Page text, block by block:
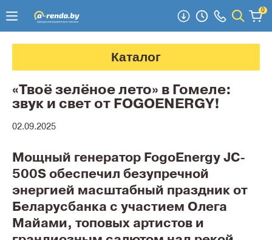
0
Каталог
«Твоё зелёное лето» в Гомеле:
звук и свет от FOGOENERGY!
02.09.2025
Мощный генератор FogoEnergy JC-
500S обеспечил безупречной
энергией масштабный праздник от
Беларусбанка с участием Олега
Майами, топовых артистов и